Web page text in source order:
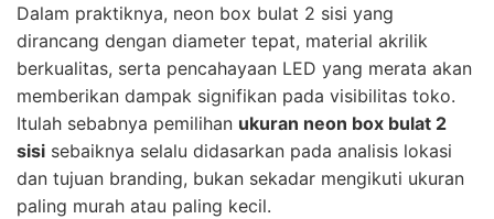
Dalam praktiknya, neon box bulat 2 sisi yang
dirancang dengan diameter tepat, material akrilik
berkualitas, serta pencahayaan LED yang merata akan
memberikan dampak signifikan pada visibilitas toko.
Itulah sebabnya pemilihan ukuran neon box bulat 2
sisi sebaiknya selalu didasarkan pada analisis lokasi
dan tujuan branding, bukan sekadar mengikuti ukuran
paling murah atau paling kecil.